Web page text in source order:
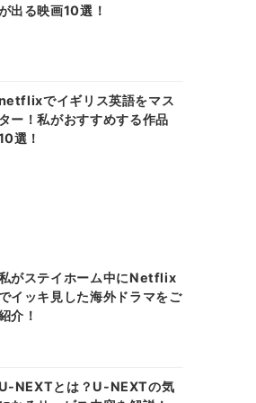
出る映画10選！
でイギリス英語をマス
ター！私がおすすめする作品
選！
がステイホーム中にNetflix
イッキ見した海外ドラマをご
介！
U-NEXTとは？U-NEXTの気